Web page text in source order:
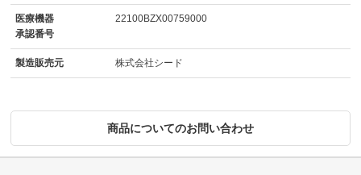
医療機器
承認番号
22100BZX00759000
製造販売元 株式会社シード
商品についてのお問い合わせ